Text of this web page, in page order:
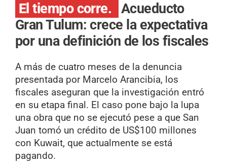
El tiempo corre. Acueducto
Gran Tulum: crece la expectativa
por una definición de los fiscales
A más de cuatro meses de la denuncia
presentada por Marcelo Arancibia, los
fiscales aseguran que la investigación entró
en su etapa final. El caso pone bajo la lupa
una obra que no se ejecutó pese a que San
Juan tomó un crédito de US$100 millones
con Kuwait, que actualmente se está
pagando.